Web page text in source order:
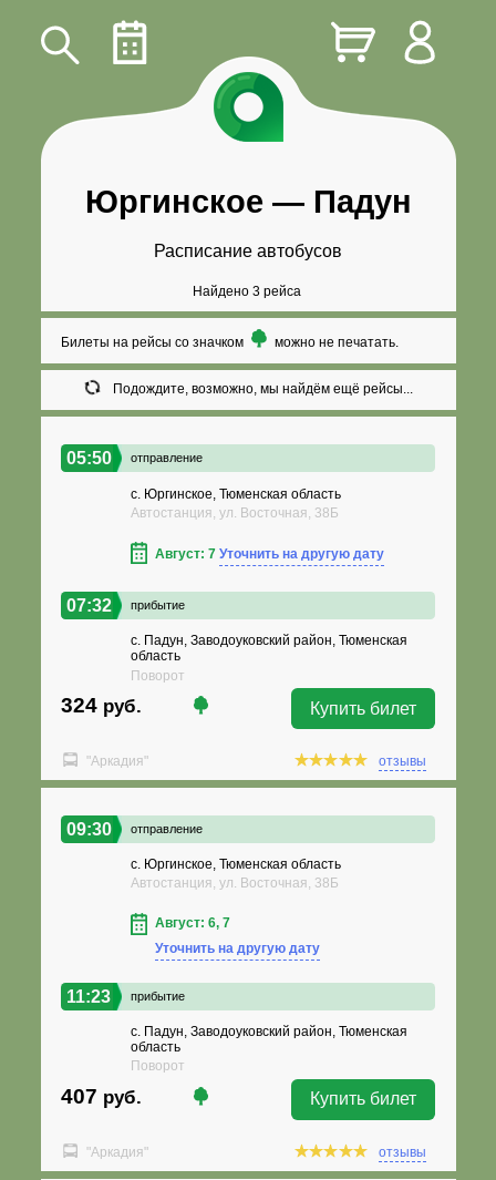
Юргинское — Падун
Расписание автобусов
Найдено 3 рейса
Билеты на рейсы со значком можно не печатать.
Подождите, возможно, мы найдём ещё рейсы...
05:50 отправление
с. Юргинское, Тюменская область
Автостанция, ул. Восточная, 38Б
Август: 7 Уточнить на другую дату
07:32 прибытие
с. Падун, Заводоуковский район, Тюменская
область
Поворот
324 руб. Купить билет
"Аркадия" отзывы
09:30 отправление
с. Юргинское, Тюменская область
Автостанция, ул. Восточная, 38Б
Август: 6, 7
Уточнить на другую дату
11:23 прибытие
с. Падун, Заводоуковский район, Тюменская
область
Поворот
407 руб. Купить билет
"Аркадия" отзывы